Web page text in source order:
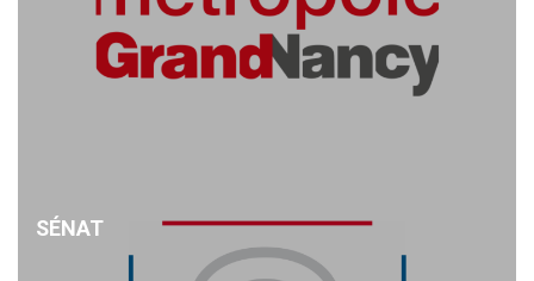
SÉNAT